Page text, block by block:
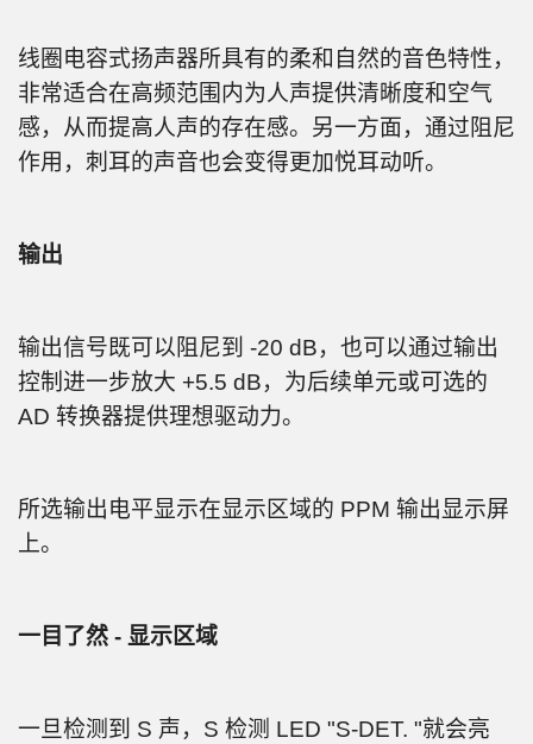
线圈电容式扬声器所具有的柔和自然的音色特性，
非常适合在高频范围内为人声提供清晰度和空气
感，从而提高人声的存在感。另一方面，通过阻尼
作用，刺耳的声音也会变得更加悦耳动听。
输出
输出信号既可以阻尼到 -20 dB，也可以通过输出
控制进一步放大 +5.5 dB，为后续单元或可选的
AD 转换器提供理想驱动力。
所选输出电平显示在显示区域的 PPM 输出显示屏
上。
一目了然 - 显示区域
一旦检测到 S 声，S 检测 LED "S-DET. "就会亮